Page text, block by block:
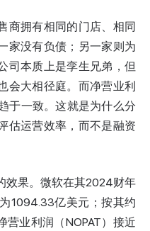
商拥有相同的门店、相同
家没有负债；另一家则为
司本质上是孪生兄弟，但
会大相径庭。而净营业利
于一致。这就是为什么分
估运营效率，而不是融资
效果。微软在其2024财年
1094.33亿美元；按其约
营业利润（NOPAT）接近